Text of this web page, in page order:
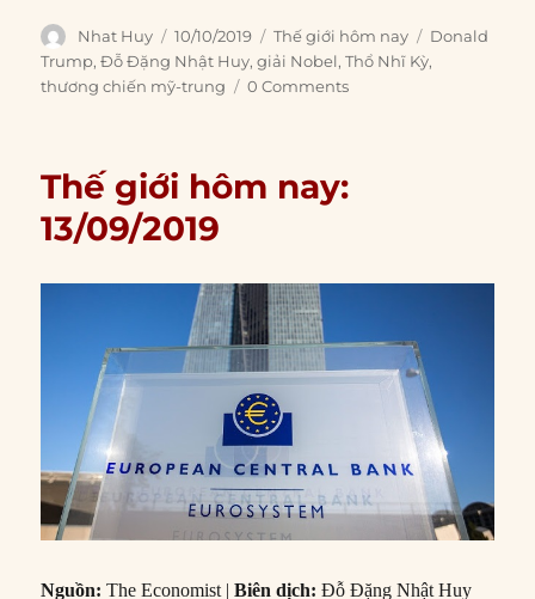
Author
Nhat Huy
Posted
on
10/10/2019 Categories
Thế giới hôm nay Tags
Donald
Trump,Đỗ Đặng Nhật Huy,giải Nobel,Thổ Nhĩ Kỳ,
thương chiến mỹ-trung
0 Comments
Thế giới hôm nay:
13/09/2019
Nguồn: The Economist |Biên dịch: Đỗ Đặng Nhật Huy